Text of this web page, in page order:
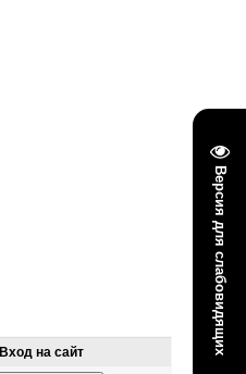
Версия для слабовидящих
Вход на сайт